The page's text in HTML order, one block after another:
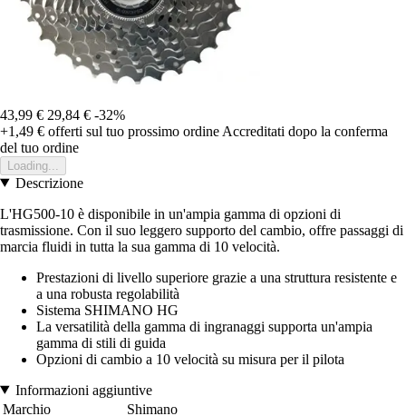
43,99 € 29,84 € -32%
+1,49 € offerti sul tuo prossimo ordine Accreditati dopo la conferma
del tuo ordine
Loading...
Descrizione
L'HG500-10 è disponibile in un'ampia gamma di opzioni di
trasmissione. Con il suo leggero supporto del cambio, offre passaggi di
marcia fluidi in tutta la sua gamma di 10 velocità.
Prestazioni di livello superiore grazie a una struttura resistente e
a una robusta regolabilità
Sistema SHIMANO HG
La versatilità della gamma di ingranaggi supporta un'ampia
gamma di stili di guida
Opzioni di cambio a 10 velocità su misura per il pilota
Informazioni aggiuntive
Marchio
Shimano